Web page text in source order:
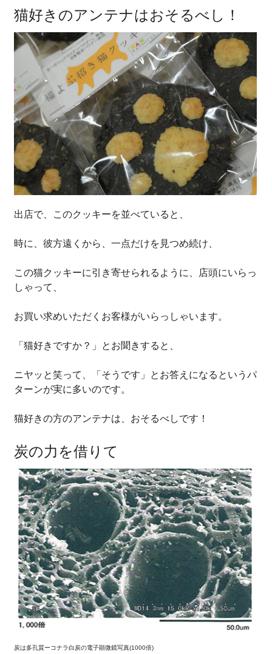
猫好きのアンテナはおそるべし！
出店で、このクッキーを並べていると、
時に、彼方遠くから、一点だけを見つめ続け、
この猫クッキーに引き寄せられるように、店頭にいらっ
しゃって、
お買い求めいただくお客様がいらっしゃいます。
「猫好きですか？」とお聞きすると、
ニヤッと笑って、「そうです」とお答えになるというパ
ターンが実に多いのです。
猫好きの方のアンテナは、おそるべしです！
炭の力を借りて
炭は多孔質ーコナラ白炭の電子顕微鏡写真(1000倍)